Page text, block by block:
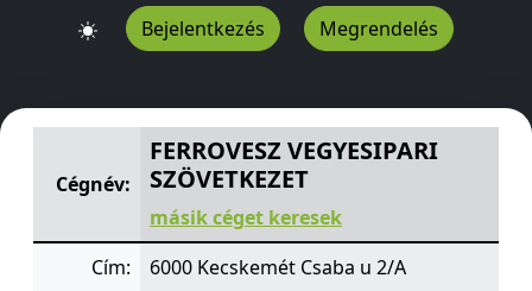
Bejelentkezés Megrendelés
FERROVESZ VEGYESIPARI SZÖVETKEZETCsaba u 2/A
Cégnév:
FERROVESZ VEGYESIPARI
SZÖVETKEZET
másik céget keresek
Cím:
6000 Kecskemét Csaba u 2/A